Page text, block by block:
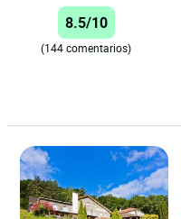
8.5/10
(144 comentarios)